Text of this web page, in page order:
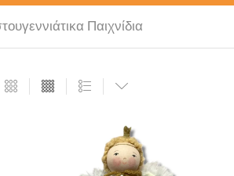
Παιχνίδια